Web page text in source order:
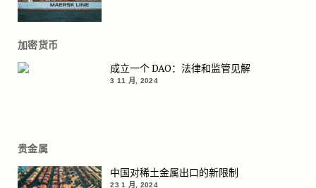
加密货币
成立一个 DAO：法律和监管见解
3 11 月, 2024
贵金属
中国对稀土金属出口的新限制
23 1 月, 2024